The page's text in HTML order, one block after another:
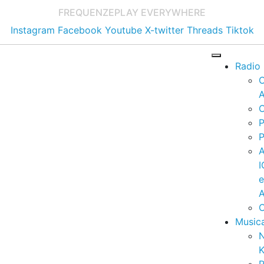
FREQUENZEPLAY EVERYWHERE
Instagram Facebook Youtube X-twitter Threads Tiktok
Radio
e